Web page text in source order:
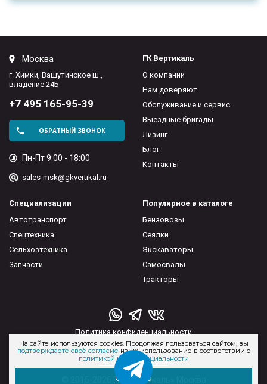
Москва
г. Химки, Вашутинское ш.,
владение 24Б
+7 495 165-95-39
ОБРАТНЫЙ ЗВОНОК
Пн-Пт 9:00 - 18:00
sales-msk@gkvertikal.ru
ГК Вертикаль
О компании
Нам доверяют
Обслуживание и сервис
Выездные бригады
Лизинг
Блог
Контакты
Специализации
Автотранспорт
Спецтехника
Сельхозтехника
Запчасти
Популярное в каталоге
Бензовозы
Сеялки
Экскаваторы
Самосвалы
Тракторы
Политика конфиденциальности
Пользовательское соглашение
Типовые договора
© 2015-2026 ГК «Вертикаль» Москва
На сайте используются cookies. Продолжая пользоваться сайтом, вы
подтверждаете своё согласие на их использование в соответствии с
политикой конфиденциальности
Отлично